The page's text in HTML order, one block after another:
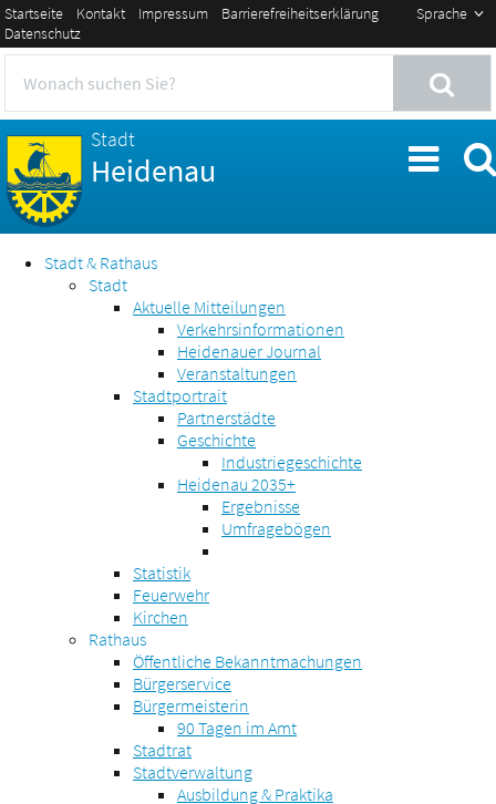
Sprache
Startseite Kontakt Impressum
Barrierefreiheitserklärung
Datenschutz
Stadt
Heidenau
Stadt & Rathaus
Stadt
Aktuelle Mitteilungen
Verkehrsinformationen
Heidenauer Journal
Veranstaltungen
Stadtportrait
Partnerstädte
Geschichte
Industriegeschichte
Heidenau 2035+
Ergebnisse
Umfragebögen
Statistik
Feuerwehr
Kirchen
Rathaus
Öffentliche Bekanntmachungen
Bürgerservice
Bürgermeisterin
90 Tagen im Amt
Stadtrat
Stadtverwaltung
Ausbildung & Praktika